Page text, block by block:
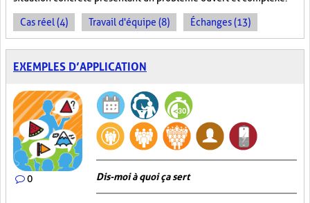
Cas réel (4) Travail d'équipe (8) Échanges (13)
EXEMPLES D’APPLICATION
0 Dis-moi à quoi ça sert